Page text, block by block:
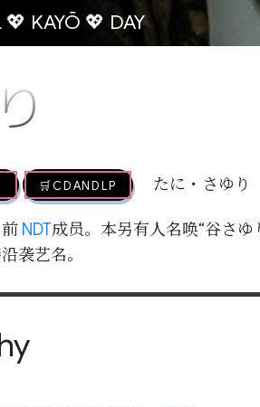
KAYŌ 💖 DAY
🛒CDandLP たに・さゆり
NDT成员。本另有人名唤“谷さ
袭艺名。